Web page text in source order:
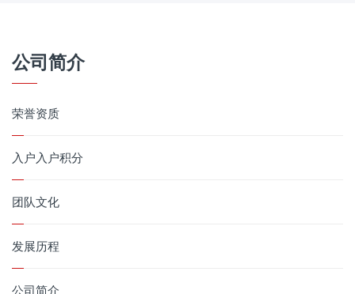
公司简介
荣誉资质
入户入户积分
团队文化
发展历程
公司简介